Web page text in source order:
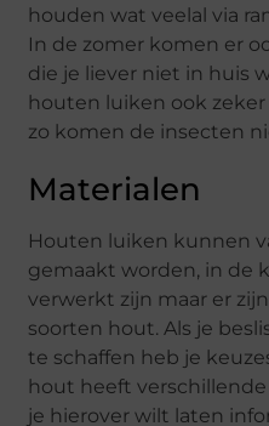
houden wat veelal via
In de zomer komen er
die je liever niet in huis
houten luiken ook
zo komen de insecten
Materialen
Houten luiken kunnen
gemaakt worden, in de
verwerkt zijn maar er
soorten hout. Als je
te schaffen heb je
hout heeft
je hierover wilt laten